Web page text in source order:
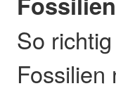
So
Fossilien